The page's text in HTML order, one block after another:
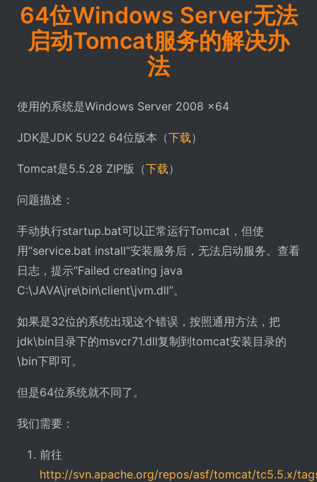
64位Windows Server无法
启动Tomcat服务的解决办
法
使用的系统是Windows Server 2008 x64
JDK是JDK 5U22 64位版本（下载）
Tomcat是5.5.28 ZIP版（下载）
问题描述：
手动执行startup.bat可以正常运行Tomcat，但使
用“service.bat install”安装服务后，无法启动服务。查看
日志，提示“Failed creating java
C:\JAVA\jre\bin\client\jvm.dll”。
如果是32位的系统出现这个错误，按照通用方法，把
jdk\bin目录下的msvcr71.dll复制到tomcat安装目录的
\bin下即可。
但是64位系统就不同了。
我们需要：
前往
http://svn.apache.org/repos/asf/tomcat/tc5.5.x/